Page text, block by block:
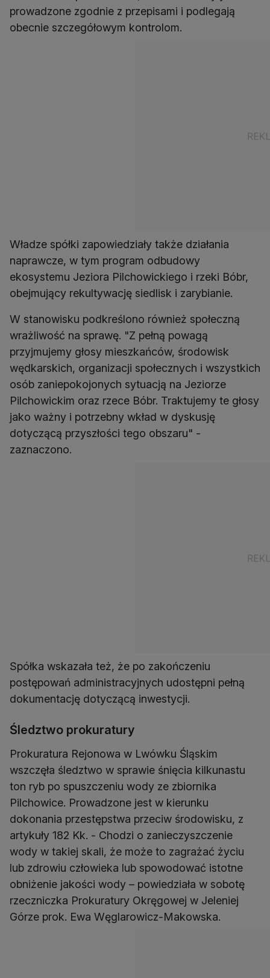
prowadzone zgodnie z przepisami i podlegają
obecnie szczegółowym kontrolom.
Władze spółki zapowiedziały także działania
naprawcze, w tym program odbudowy
ekosystemu Jeziora Pilchowickiego i rzeki Bóbr,
obejmujący rekultywację siedlisk i zarybianie.
W stanowisku podkreślono również społeczną
wrażliwość na sprawę. "Z pełną powagą
przyjmujemy głosy mieszkańców, środowisk
wędkarskich, organizacji społecznych i wszystkich
osób zaniepokojonych sytuacją na Jeziorze
Pilchowickim oraz rzece Bóbr. Traktujemy te głosy
jako ważny i potrzebny wkład w dyskusję
dotyczącą przyszłości tego obszaru" -
zaznaczono.
Spółka wskazała też, że po zakończeniu
postępowań administracyjnych udostępni pełną
dokumentację dotyczącą inwestycji.
Śledztwo prokuratury
Prokuratura Rejonowa w Lwówku Śląskim
wszczęła śledztwo w sprawie śnięcia kilkunastu
ton ryb po spuszczeniu wody ze zbiornika
Pilchowice. Prowadzone jest w kierunku
dokonania przestępstwa przeciw środowisku, z
artykuły 182 Kk. - Chodzi o zanieczyszczenie
wody w takiej skali, że może to zagrażać życiu
lub zdrowiu człowieka lub spowodować istotne
obniżenie jakości wody – powiedziała w sobotę
rzeczniczka Prokuratury Okręgowej w Jeleniej
Górze prok. Ewa Węglarowicz-Makowska.